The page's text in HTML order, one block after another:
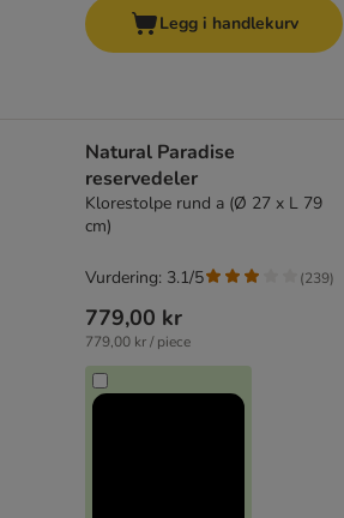
Legg i handlekurv
Natural Paradise
reservedeler
Klorestolpe rund a (Ø 27 x L 79
cm)
779,00 kr
779,00 kr / piece
Vurdering: 3.1/5 (239)